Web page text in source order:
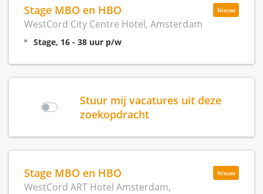
Nieuw
Stage MBO en HBO
WestCord City Centre Hotel, Amsterdam
Stage, 16 - 38 uur p/w
Stuur mij vacatures uit deze
zoekopdracht
Nieuw
Stage MBO en HBO
WestCord ART Hotel Amsterdam,